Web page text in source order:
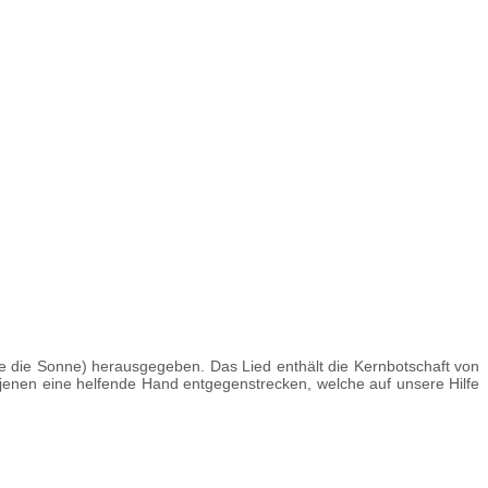
Sonne) herausgegeben. Das Lied enthält die Kernbotschaft von
eine helfende Hand entgegenstrecken, welche auf unsere Hilfe